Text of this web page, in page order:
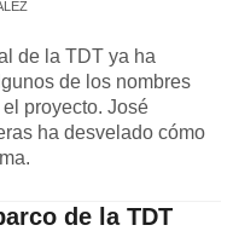
de la TDT ya ha
de los nombres
proyecto. José
ha desvelado cómo
de la TDT